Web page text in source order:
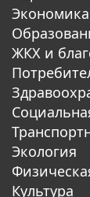
Экономика
ЖКХ и
Экология
Культура